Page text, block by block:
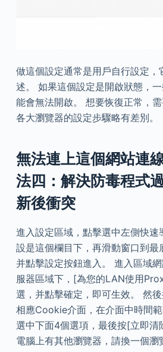
做這個設定通常是用戶自行設定，
述。 如果這個設定是開啟狀態，
能會無法開啟。 想要恢復正常，需
各大瀏覽器的設定步驟略有差別。
無法連上這個網站連
法四：解決防毒程式
新後衝突
進入設定區域，點擊選中左側快速
設是這個欄目下，再滑動窗口到最
并點擊設定按鈕進入。 進入區域
服器區域下，[為您的LAN使用
選，并點擊確定，即可生效。 然
相應Cookie介面，在介面中時間
選中下面4個選項，最後按[立即
電腦上有其他瀏覽器，請換一個瀏